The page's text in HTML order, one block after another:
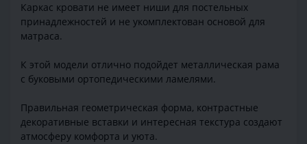
Каркас кровати не имеет ниши для постельных
принадлежностей и не укомплектован основой для
матраса.
К этой модели отлично подойдет металлическая рама
с буковыми ортопедическими ламелями.
Правильная геометрическая форма, контрастные
декоративные вставки и интересная текстура создают
атмосферу комфорта и уюта.